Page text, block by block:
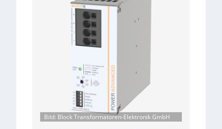
Bild: Block Transformatoren-Elektronik GmbH